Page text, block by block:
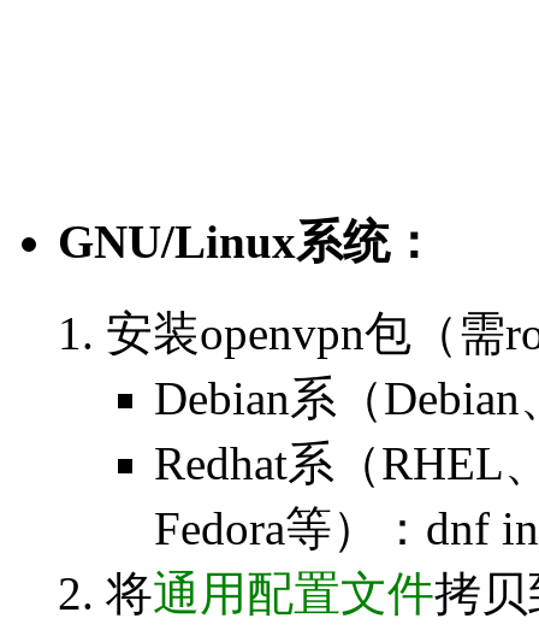
GNU/Linux系统：
安装openvpn包（需
Debian系（
Redhat系（RHEL
Fedora等）：dnf
将通用配置文件拷